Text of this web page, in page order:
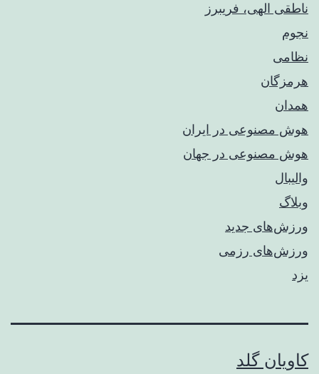
ناطقی الهی، فریبرز
نجوم
نظامی
هرمزگان
همدان
هوش مصنوعی در ایران
هوش مصنوعی در جهان
والیبال
وبلاگ
ورزش‌های جدید
ورزش‌های رزمی
یزد
کاویان گلد